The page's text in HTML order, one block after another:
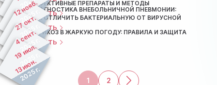
12 нояб.
2025 г.
27 окт.
2025 г.
4 сент.
2025 г.
ЭФФЕКТИВНЫЕ ПРЕПАРАТЫ И МЕТОДЫ
ЧИТАТЬ
19 июл.
2025 г.
ДИАГНОСТИКА ВНЕБОЛЬНИЧНОЙ ПНЕВМОНИИ:
КАК ОТЛИЧИТЬ БАКТЕРИАЛЬНУЮ ОТ ВИРУСНОЙ
ЧИТАТЬ
13 июн.
2025 г.
ВАРИКОЗ В ЖАРКУЮ ПОГОДУ: ПРАВИЛА И ЗАЩИТА
ЧИТАТЬ
1 2